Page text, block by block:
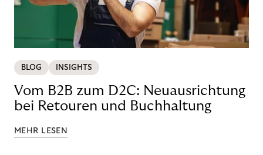
BLOG INSIGHTS
Vom B2B zum D2C: Neuausrichtung
bei Retouren und Buchhaltung
MEHR LESEN